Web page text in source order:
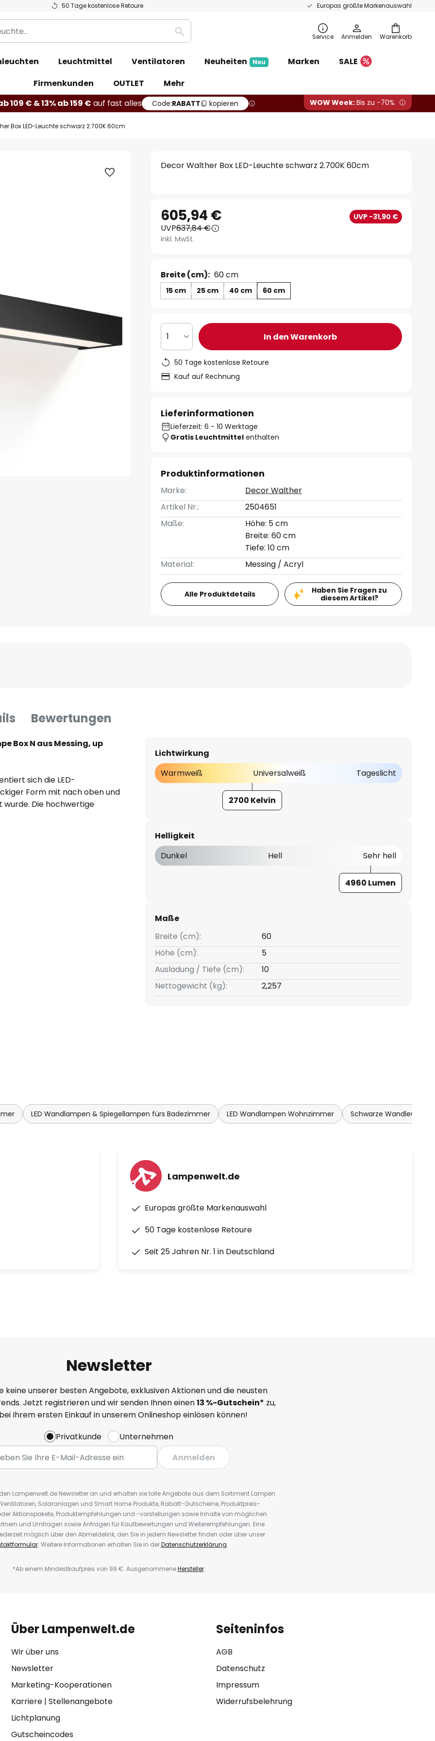
50 Tage kostenlose Retoure Europas größte Markenauswahl
Warenkorb
Suche Service Anmelden
Leuchtmittel Ventilatoren Neuheiten Neu Marken
SALE
Firmenkunden
OUTLET
Mehr
109 € & 13% ab 159 € auf fast alles Code:RABATT kopieren WOW Week:Bis zu -70%
Box LED-Leuchte schwarz 2.700K 60cm
Decor Walther Box LED-Leuchte schwarz 2.700K 60cm
605,94 € UVP -31,90 €
UVP637,84 €
inkl. MwSt.
Breite (cm): 60 cm
15 cm 25 cm 40 cm 60 cm
1 In den Warenkorb
50 Tage kostenlose Retoure
Kauf auf Rechnung
Lieferinformationen
Lieferzeit: 6 - 10 Werktage
Gratis Leuchtmittel enthalten
Produktinformationen
Marke:
Decor Walther
Artikel Nr.:
2504651
Maße:
Höhe: 5 cm
Breite: 60 cm
Tiefe: 10 cm
Material:
Messing / Acryl
Alle Produktdetails
Haben Sie Fragen zu
diesem Artikel?
Bewertungen
Box N aus Messing, up
sich die LED-
Form mit nach oben und
wurde. Die hochwertige
mit einem matt-schwarzen
bis hin zum Schlafzimmer
Rahmen nach oben und
lassen das Licht
in der
Lichtwirkung
Warmweiß
Universalweiß Tageslicht
2700 Kelvin
Helligkeit
Dunkel
Hell Sehr hell
4960 Lumen
Maße
Breite (cm):
60
Höhe (cm):
5
Ausladung / Tiefe (cm):
10
Nettogewicht (kg):
2,257
LED Wandlampen & Spiegellampen fürs Badezimmer LED Wandlampen Wohnzimmer Schwarze Wandleuchten
Lampenwelt.de
Europas größte Markenauswahl
50 Tage kostenlose Retoure
Seit 25 Jahren Nr. 1 in Deutschland
Newsletter
keine unserer besten Angebote, exklusiven Aktionen und die neusten
Jetzt registrieren und wir senden Ihnen einen13 %-Gutschein* zu,
Ihrem ersten Einkauf in unserem Onlineshop einlösen können!
Privatkunde
Unternehmen
Anmelden
Lampenwelt.de Newsletter an und erhalten sie tolle Angebote aus dem Sortiment Lampen
Solaranlagen und Smart Home Produkte, Rabatt-Gutscheine, Produktpreis-
Aktionspakete, Produktempfehlungen und -vorstellungen sowie Inhalte von möglichen
und Umfragen sowie Anfragen für Kaufbewertungen und Weiterempfehlungen. Eine
möglich über den Abmeldelink, den Sie in jedem Newsletter finden oder über unser
. Weitere Informationen erhalten Sie in derDatenschutzerklärung.
*Ab einem Mindestkaufpreis von 99 €. AusgenommeneHersteller.
Über Lampenwelt.de
Wir über uns
Newsletter
Marketing-Kooperationen
Karriere| Stellenangebote
Lichtplanung
Gutscheincodes
Seiteninfos
AGB
Datenschutz
Impressum
Widerrufsbelehrung